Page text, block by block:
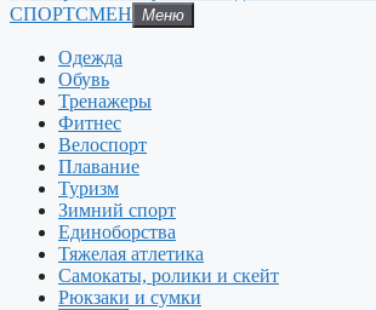
СПОРТСМЕН Меню
Одежда
Обувь
Тренажеры
Фитнес
Велоспорт
Плавание
Туризм
Зимний спорт
Единоборства
Тяжелая атлетика
Самокаты, ролики и скейт
Рюкзаки и сумки